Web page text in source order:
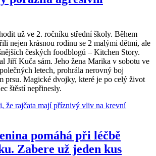
už ve 2. ročníku střední školy. Během
nejen krásnou rodinu se 2 malými dětmi, ale
českých foodblogů – Kitchen Story.
Jiří Kuča sám. Jeho žena Marika v sobotu ve
letech, prohrála nerovný boj
prsu. Magické dvojky, které je po celý život
štěstí nepřinesly.
pomáhá při léčbě
Zabere už jeden kus